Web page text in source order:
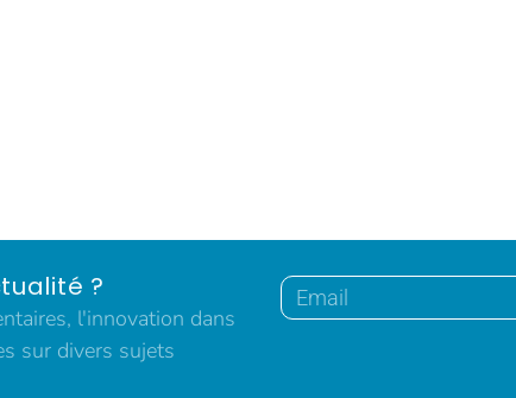
?
l'innovation dans
sur divers sujets